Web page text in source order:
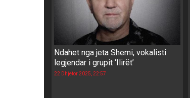
Ndahet nga jeta Shemi, vokalisti
legjendar i grupit ‘Ilirët’
22 Dhjetor 2025, 22:57